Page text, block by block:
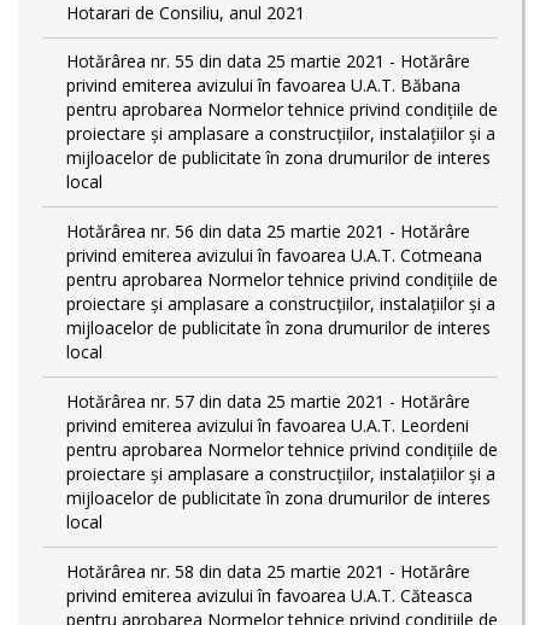
Hotarari de Consiliu, anul 2021
Hotărârea nr. 55 din data 25 martie 2021 - Hotărâre
privind emiterea avizului în favoarea U.A.T. Băbana
pentru aprobarea Normelor tehnice privind condiţiile de
proiectare şi amplasare a construcţiilor, instalaţiilor şi a
mijloacelor de publicitate în zona drumurilor de interes
local
Hotărârea nr. 56 din data 25 martie 2021 - Hotărâre
privind emiterea avizului în favoarea U.A.T. Cotmeana
pentru aprobarea Normelor tehnice privind condiţiile de
proiectare şi amplasare a construcţiilor, instalaţiilor şi a
mijloacelor de publicitate în zona drumurilor de interes
local
Hotărârea nr. 57 din data 25 martie 2021 - Hotărâre
privind emiterea avizului în favoarea U.A.T. Leordeni
pentru aprobarea Normelor tehnice privind condiţiile de
proiectare şi amplasare a construcţiilor, instalaţiilor şi a
mijloacelor de publicitate în zona drumurilor de interes
local
Hotărârea nr. 58 din data 25 martie 2021 - Hotărâre
privind emiterea avizului în favoarea U.A.T. Căteasca
pentru aprobarea Normelor tehnice privind condiţiile de